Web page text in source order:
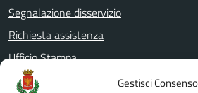
Gestisci Consenso
Segnalazione disservizio
Richiesta assistenza
Ufficio Stampa
Amministrazione Trasparente